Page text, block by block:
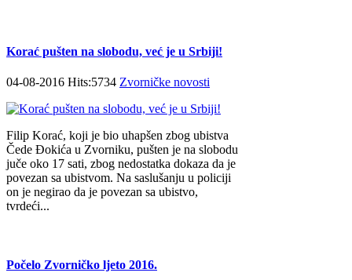
Korać pušten na slobodu, već je u Srbiji!
04-08-2016 Hits:5734 Zvorničke novosti
Filip Korać, koji je bio uhapšen zbog ubistva
Čede Đokića u Zvorniku, pušten je na slobodu
juče oko 17 sati, zbog nedostatka dokaza da je
povezan sa ubistvom. Na saslušanju u policiji
on je negirao da je povezan sa ubistvo,
tvrdeći...
Počelo Zvorničko ljeto 2016.